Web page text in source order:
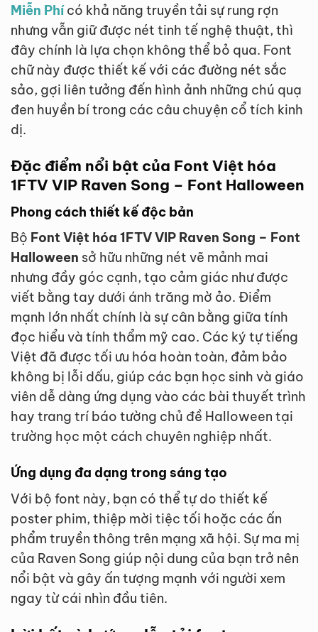
Miễn Phícó khả năng truyền tải sự rung rợn
nhưng vẫn giữ được nét tinh tế nghệ thuật, thì
đây chính là lựa chọn không thể bỏ qua. Font
chữ này được thiết kế với các đường nét sắc
sảo, gợi liên tưởng đến hình ảnh những chú quạ
đen huyền bí trong các câu chuyện cổ tích kinh
dị.
Đặc điểm nổi bật của Font Việt hóa
1FTV VIP Raven Song – Font Halloween
Phong cách thiết kế độc bản
Bộ Font Việt hóa 1FTV VIP Raven Song – Font
Halloween sở hữu những nét vẽ mảnh mai
nhưng đầy góc cạnh, tạo cảm giác như được
viết bằng tay dưới ánh trăng mờ ảo. Điểm
mạnh lớn nhất chính là sự cân bằng giữa tính
đọc hiểu và tính thẩm mỹ cao. Các ký tự tiếng
Việt đã được tối ưu hóa hoàn toàn, đảm bảo
không bị lỗi dấu, giúp các bạn học sinh và giáo
viên dễ dàng ứng dụng vào các bài thuyết trình
hay trang trí báo tường chủ đề Halloween tại
trường học một cách chuyên nghiệp nhất.
Ứng dụng đa dạng trong sáng tạo
Với bộ font này, bạn có thể tự do thiết kế
poster phim, thiệp mời tiệc tối hoặc các ấn
phẩm truyền thông trên mạng xã hội. Sự ma mị
của Raven Song giúp nội dung của bạn trở nên
nổi bật và gây ấn tượng mạnh với người xem
ngay từ cái nhìn đầu tiên.